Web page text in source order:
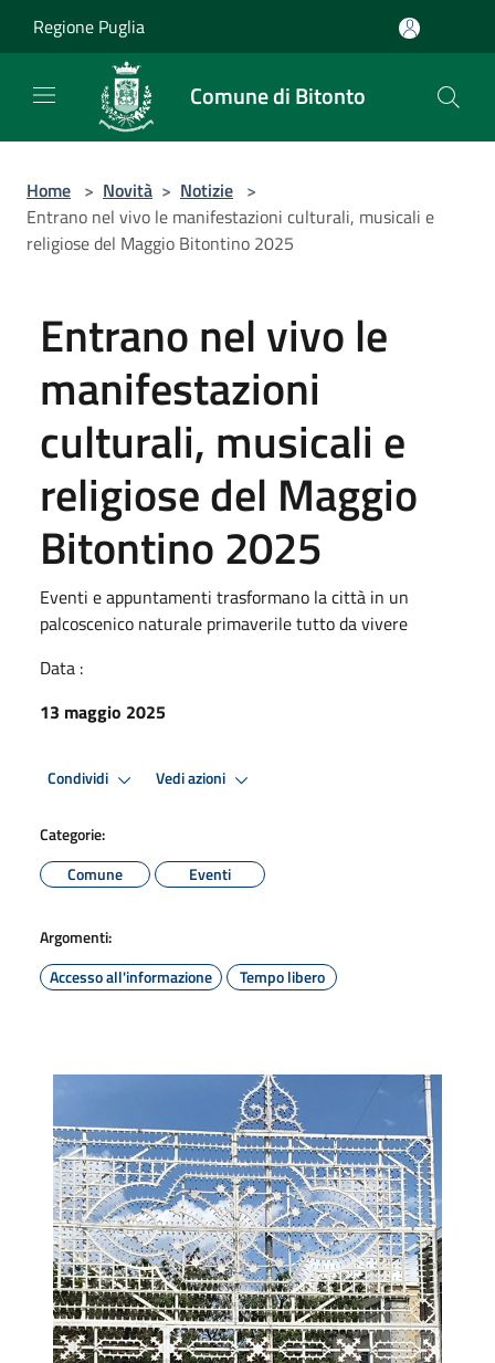
Regione Puglia
Comune di Bitonto
Home > Novità > Notizie >
Entrano nel vivo le manifestazioni culturali, musicali e
religiose del Maggio Bitontino 2025
Entrano nel vivo le
manifestazioni
culturali, musicali e
religiose del Maggio
Bitontino 2025
Eventi e appuntamenti trasformano la città in un
palcoscenico naturale primaverile tutto da vivere
Data :
13 maggio 2025
Condividi Vedi azioni
Categorie:
Comune
Eventi
Argomenti:
Accesso all'informazione
Tempo libero